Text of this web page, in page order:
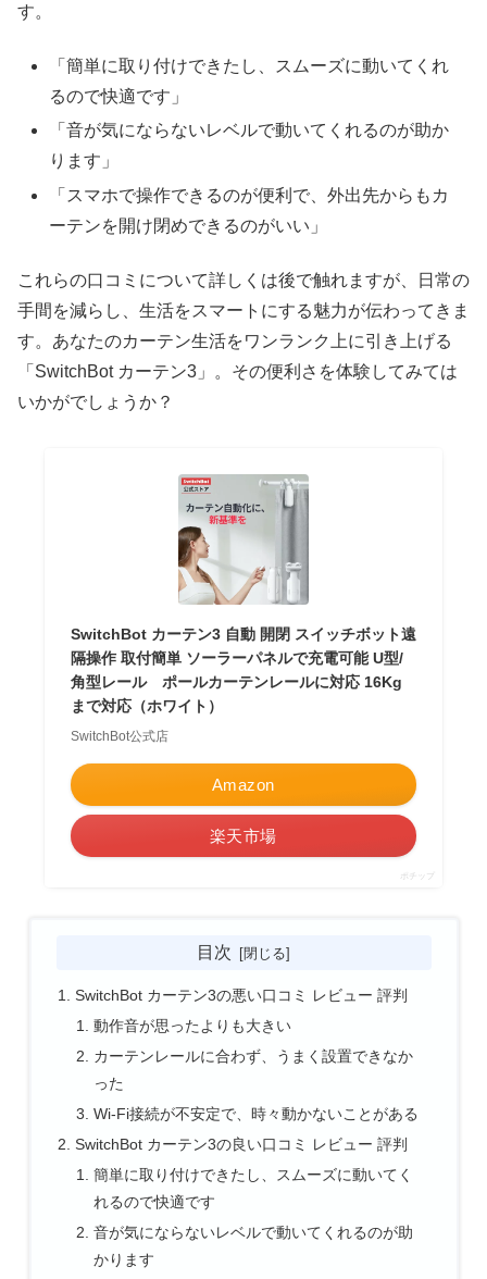
す。
「簡単に取り付けできたし、スムーズに動いてくれ
るので快適です」
「音が気にならないレベルで動いてくれるのが助か
ります」
「スマホで操作できるのが便利で、外出先からもカ
ーテンを開け閉めできるのがいい」
これらの口コミについて詳しくは後で触れますが、日常の
手間を減らし、生活をスマートにする魅力が伝わってきま
す。あなたのカーテン生活をワンランク上に引き上げる
「SwitchBot カーテン3」。その便利さを体験してみては
いかがでしょうか？
SwitchBot カーテン3 自動 開閉 スイッチボット遠
隔操作 取付簡単 ソーラーパネルで充電可能 U型/
角型レール ポールカーテンレールに対応 16Kg
まで対応（ホワイト）
SwitchBot公式店
Amazon
楽天市場
ポチップ
目次
SwitchBot カーテン3の悪い口コミ レビュー 評判
動作音が思ったよりも大きい
カーテンレールに合わず、うまく設置できなか
った
Wi-Fi接続が不安定で、時々動かないことがある
SwitchBot カーテン3の良い口コミ レビュー 評判
簡単に取り付けできたし、スムーズに動いてく
れるので快適です
音が気にならないレベルで動いてくれるのが助
かります